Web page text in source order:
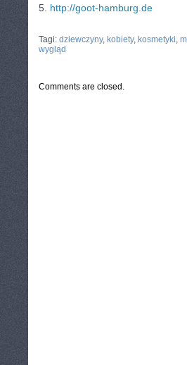
5. http://goot-hamburg.de
Tagi: dziewczyny, kobiety, kosmetyki,
wygląd
Comments are closed.